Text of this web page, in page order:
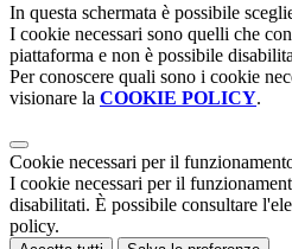
In questa schermata è possibile
I cookie necessari sono quelli che
piattaforma e non è possibile
Per conoscere quali sono i cookie
visionare la COOKIE POLICY.
Cookie necessari per il
I cookie necessari per il
disabilitati. È possibile consultare
policy.